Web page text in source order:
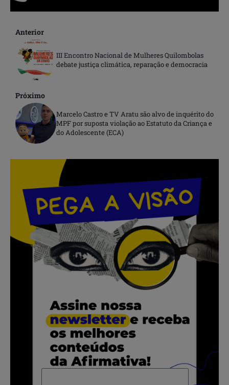
Anterior
III Encontro Nacional de Mulheres Quilombolas
debate justiça climática, reparação e democracia
Próximo
Marcelo Castro e TV Aratu são alvo de inquérito do
MPF por suposta violação ao Estatuto da Criança e
do Adolescente (ECA)
.
.